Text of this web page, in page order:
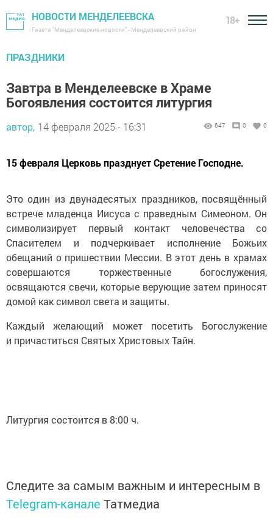
НОВОСТИ МЕНДЕЛЕЕВСКА
Газета "Менделеевские новости" - Менделеевский район
18+
ПРАЗДНИКИ
Завтра в Менделеевске в Храме
Богоявления состоится литургия
автор, 14 февраля 2025 - 16:31 647 0 0
15 февраля Церковь празднует Сретение Господне.
Это один из двунадесятых праздников, посвящённый
встрече младенца Иисуса с праведным Симеоном. Он
символизирует первый контакт человечества со
Спасителем и подчеркивает исполнение Божьих
обещаний о пришествии Мессии. В этот день в храмах
совершаются торжественные богослужения,
освящаются свечи, которые верующие затем приносят
домой как символ света и защиты.
Каждый желающий может посетить Богослужение
и причаститься Святых Христовых Тайн.
Литургия состоится в 8:00 ч.
Следите за самым важным и интересным в
Telegram-канале Татмедиа